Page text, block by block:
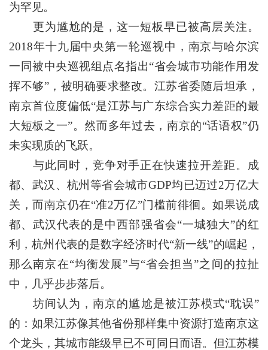
为罕见。
更为尴尬的是，这一短板早已被高层关注。
2018年十九届中央第一轮巡视中，南京与哈尔滨
一同被中央巡视组点名指出“省会城市功能作用发
挥不够”，被明确要求整改。江苏省委随后坦承，
南京首位度偏低“是江苏与广东综合实力差距的最
大短板之一”。然而多年过去，南京的“话语权”仍
未实现质的飞跃。
与此同时，竞争对手正在快速拉开差距。成
都、武汉、杭州等省会城市GDP均已迈过2万亿大
关，而南京仍在“准2万亿”门槛前徘徊。如果说成
都、武汉代表的是中西部强省会“一城独大”的红
利，杭州代表的是数字经济时代“新一线”的崛起，
那么南京在“均衡发展”与“省会担当”之间的拉扯
中，几乎步步落后。
坊间认为，南京的尴尬是被江苏模式“耽误”
的：如果江苏像其他省份那样集中资源打造南京这
个龙头，其城市能级早已不可同日而语。但江苏模